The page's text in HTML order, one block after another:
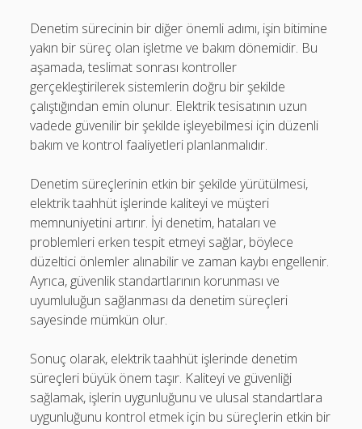
Denetim sürecinin bir diğer önemli adımı, işin bitimine
yakın bir süreç olan işletme ve bakım dönemidir. Bu
aşamada, teslimat sonrası kontroller
gerçekleştirilerek sistemlerin doğru bir şekilde
çalıştığından emin olunur. Elektrik tesisatının uzun
vadede güvenilir bir şekilde işleyebilmesi için düzenli
bakım ve kontrol faaliyetleri planlanmalıdır.
Denetim süreçlerinin etkin bir şekilde yürütülmesi,
elektrik taahhüt işlerinde kaliteyi ve müşteri
memnuniyetini artırır. İyi denetim, hataları ve
problemleri erken tespit etmeyi sağlar, böylece
düzeltici önlemler alınabilir ve zaman kaybı engellenir.
Ayrıca, güvenlik standartlarının korunması ve
uyumluluğun sağlanması da denetim süreçleri
sayesinde mümkün olur.
Sonuç olarak, elektrik taahhüt işlerinde denetim
süreçleri büyük önem taşır. Kaliteyi ve güvenliği
sağlamak, işlerin uygunluğunu ve ulusal standartlara
uygunluğunu kontrol etmek için bu süreçlerin etkin bir